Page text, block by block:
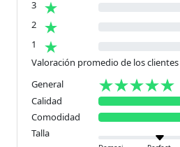
3
2
1
Valoración promedio de los clientes
General
Calidad
Comodidad
Talla